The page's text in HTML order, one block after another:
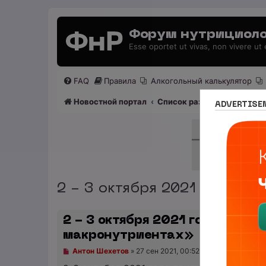
Форум
Esse oportet ut vivas, non vivere ut
FAQ Правила Алкогольный калькулятор
Новостной портал Список разделов
2 - 3 октября 2021 года
2 - 3 октября 2021 года
макронутриентах»
Н
Антон Шехетов» 27 сен 2021, 00:52